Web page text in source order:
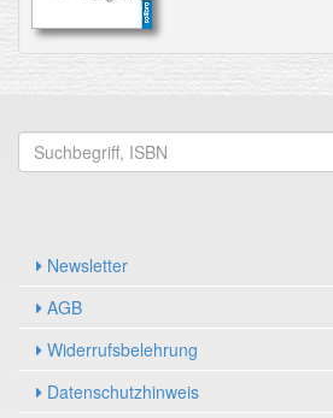
Newsletter
AGB
Widerrufsbelehrung
Datenschutzhinweis